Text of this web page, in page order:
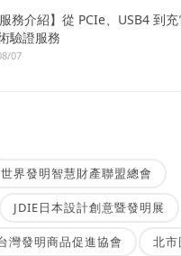
服務介紹】從 PCIe、USB4 到
驗證服務
07
世界發明智慧財產聯盟總會
JDIE日本設計創意暨發明展
灣發明商品促進協會 北市